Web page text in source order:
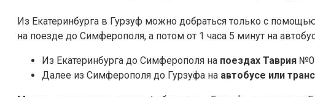
Из Екатеринбурга в Гурзуф можно добраться только с
на поезде до Симферополя, а потом от 1 часа 5 минут на
Из Екатеринбурга до Симферополя на поездах Таврия
Далее из Симферополя до Гурзуфа на автобусе или